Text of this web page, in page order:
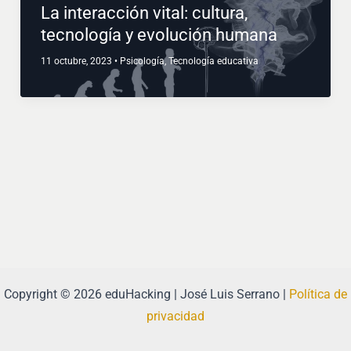
La interacción vital: cultura,
tecnología y evolución humana
11 octubre, 2023 • Psicología, Tecnología educativa
Copyright © 2026 eduHacking | José Luis Serrano | Política de
privacidad